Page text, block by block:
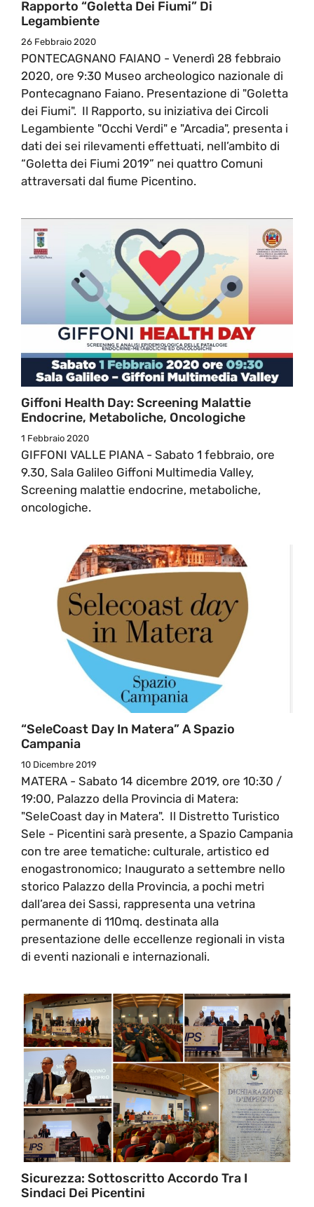
Rapporto “Goletta Dei Fiumi” Di
Legambiente
26 Febbraio 2020
PONTECAGNANO FAIANO - Venerdì 28 febbraio
2020, ore 9:30 Museo archeologico nazionale di
Pontecagnano Faiano. Presentazione di "Goletta
dei Fiumi". Il Rapporto, su iniziativa dei Circoli
Legambiente "Occhi Verdi" e "Arcadia", presenta i
dati dei sei rilevamenti effettuati, nell’ambito di
“Goletta dei Fiumi 2019” nei quattro Comuni
attraversati dal fiume Picentino.
Giffoni Health Day: Screening Malattie
Endocrine, Metaboliche, Oncologiche
1 Febbraio 2020
GIFFONI VALLE PIANA - Sabato 1 febbraio, ore
9.30, Sala Galileo Giffoni Multimedia Valley,
Screening malattie endocrine, metaboliche,
oncologiche.
“SeleCoast Day In Matera” A Spazio
Campania
10 Dicembre 2019
MATERA - Sabato 14 dicembre 2019, ore 10:30 /
19:00, Palazzo della Provincia di Matera:
"SeleCoast day in Matera". Il Distretto Turistico
Sele - Picentini sarà presente, a Spazio Campania
con tre aree tematiche: culturale, artistico ed
enogastronomico; Inaugurato a settembre nello
storico Palazzo della Provincia, a pochi metri
dall’area dei Sassi, rappresenta una vetrina
permanente di 110mq. destinata alla
presentazione delle eccellenze regionali in vista
di eventi nazionali e internazionali.
Sicurezza: Sottoscritto Accordo Tra I
Sindaci Dei Picentini